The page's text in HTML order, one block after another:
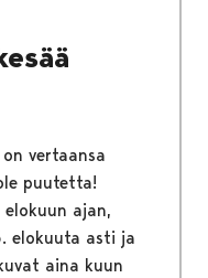
vertaansa
puutetta!
elokuun ajan,
elokuuta asti ja
aina kuun